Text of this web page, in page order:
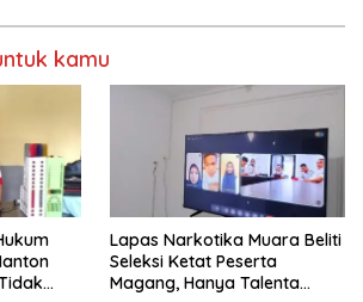
kamu
Lapas Narkotika Muara Beliti
Seleksi Ketat Peserta
Magang, Hanya Talenta